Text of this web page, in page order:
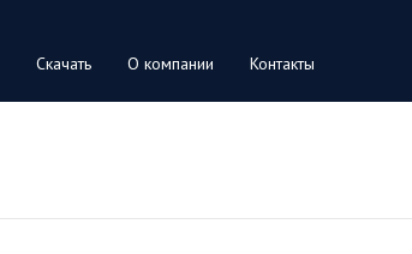
Скачать О компании Контакты